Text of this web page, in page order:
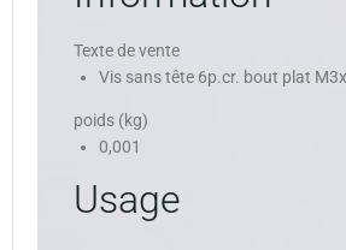
Texte de vente
Vis sans tête 6p.cr. bout plat
poids (kg)
0,001
Usage